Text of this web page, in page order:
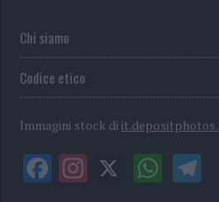
Chi siamo
Codice etico
Immagini stock di